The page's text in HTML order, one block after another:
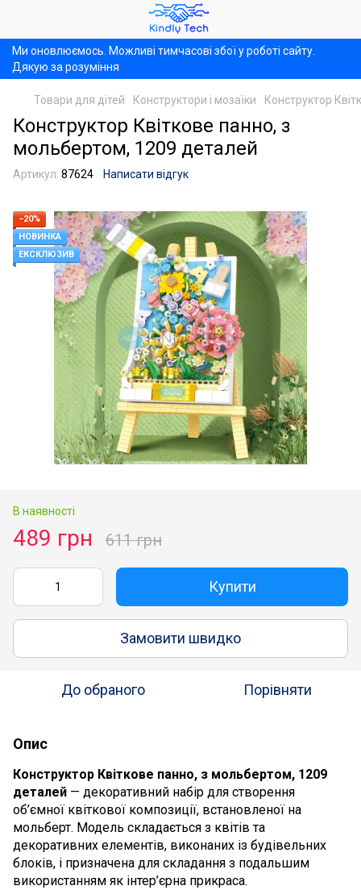
Ми оновлюємось. Можливі тимчасові збої у роботі сайту.
Дякую за розуміння
Товари для дітей Конструктори і мозаїки Конструктор
Конструктор Квіткове панно, з
мольбертом, 1209 деталей
Артикул: 87624 Написати відгук
−20%
НОВИНКА
ЕКСКЛЮЗИВ
В наявності
489 грн 611 грн
Купити
Замовити швидко
До обраного Порівняти
Опис
Конструктор Квіткове панно, з мольбертом, 1209
деталей — декоративний набір для створення
об’ємної квіткової композиції, встановленої на
мольберт. Модель складається з квітів та
декоративних елементів, виконаних із будівельних
блоків, і призначена для складання з подальшим
використанням як інтер’єрна прикраса.